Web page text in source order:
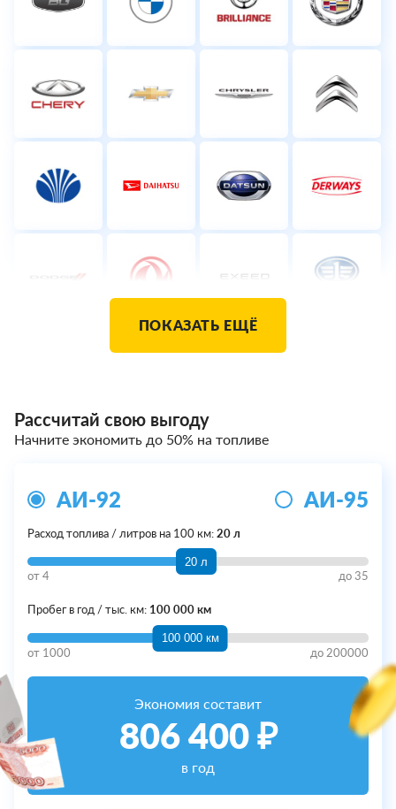
ПОКАЗАТЬ ЕЩЁ
Рассчитай свою выгоду
Начните экономить до 50% на топливе
АИ-92 АИ-95
Расход топлива / литров на 100 км:20 л
20 л
от4 до35
Пробег в год / тыс. км: 100 000 км
100 000 км
от 1000 до 200000
Экономия составит
806 400₽
в год